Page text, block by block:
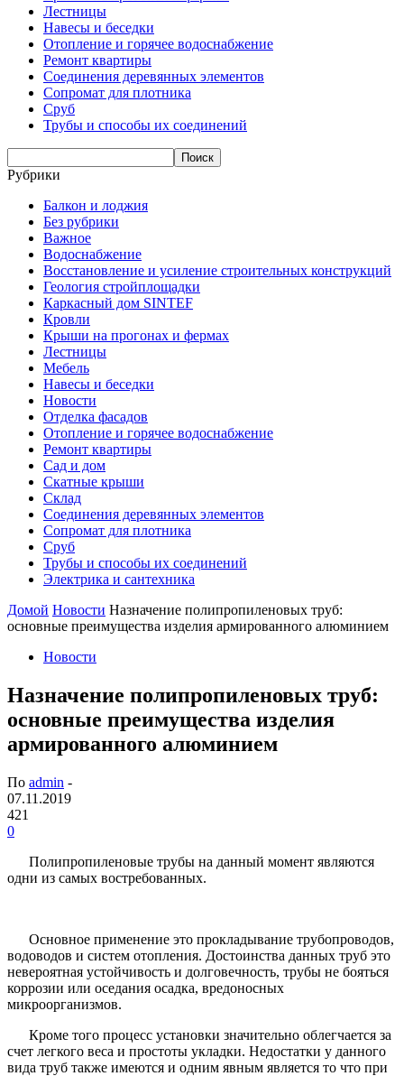
Лестницы
Навесы и беседки
Отопление и горячее водоснабжение
Ремонт квартиры
Соединения деревянных элементов
Сопромат для плотника
Сруб
Трубы и способы их соединений
Рубрики
Балкон и лоджия
Без рубрики
Важное
Водоснабжение
Восстановление и усиление строительных конструкций
Геология стройплощадки
Каркасный дом SINTEF
Кровли
Крыши на прогонах и фермах
Лестницы
Мебель
Навесы и беседки
Новости
Отделка фасадов
Отопление и горячее водоснабжение
Ремонт квартиры
Сад и дом
Скатные крыши
Склад
Соединения деревянных элементов
Сопромат для плотника
Сруб
Трубы и способы их соединений
Электрика и сантехника
Домой Новости Назначение полипропиленовых труб:
основные преимущества изделия армированного алюминием
Новости
Назначение полипропиленовых труб:
основные преимущества изделия
армированного алюминием
По admin -
07.11.2019
421
0
Полипропиленовые трубы на данный момент являются
одни из самых востребованных.
Основное применение это прокладывание трубопроводов,
водоводов и систем отопления. Достоинства данных труб это
невероятная устойчивость и долговечность, трубы не бояться
коррозии или оседания осадка, вредоносных
микроорганизмов.
Кроме того процесс установки значительно облегчается за
счет легкого веса и простоты укладки. Недостатки у данного
вида труб также имеются и одним явным является то что при